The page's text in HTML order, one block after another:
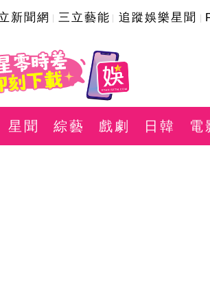
新聞網 三立藝能 追蹤娛樂星聞
星聞 綜藝 戲劇 日韓 電